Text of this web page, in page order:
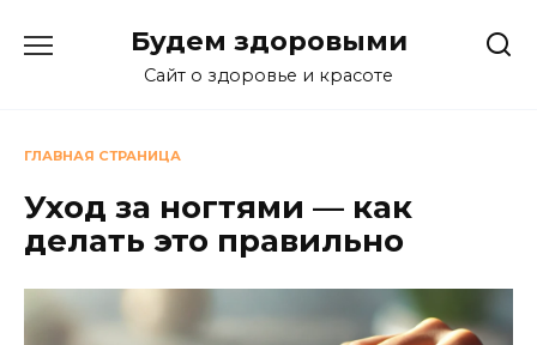
Будем здоровыми
Сайт о здоровье и красоте
ГЛАВНАЯ СТРАНИЦА
Уход за ногтями — как
делать это правильно